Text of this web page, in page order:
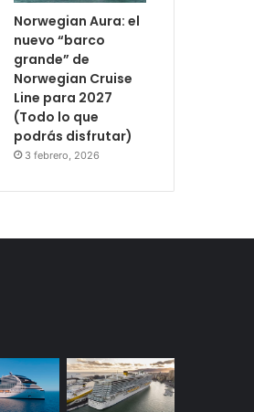
Norwegian Aura: el
nuevo “barco
grande” de
Norwegian Cruise
Line para 2027
(Todo lo que
podrás disfrutar)
3 febrero, 2026